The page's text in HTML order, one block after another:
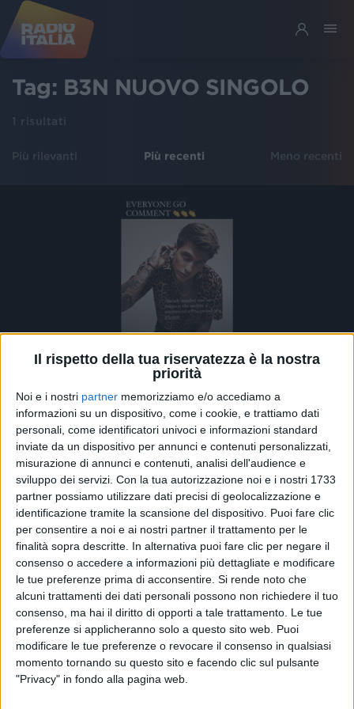
Il rispetto della tua riservatezza è la nostra
priorità
Noi e i nostri partner memorizziamo e/o accediamo a
informazioni su un dispositivo, come i cookie, e trattiamo dati
personali, come identificatori univoci e informazioni standard
inviate da un dispositivo per annunci e contenuti personalizzati,
misurazione di annunci e contenuti, analisi dell'audience e
sviluppo dei servizi. Con la tua autorizzazione noi e i nostri 1733
partner possiamo utilizzare dati precisi di geolocalizzazione e
identificazione tramite la scansione del dispositivo. Puoi fare clic
per consentire a noi e ai nostri partner il trattamento per le
finalità sopra descritte. In alternativa puoi fare clic per negare il
consenso o accedere a informazioni più dettagliate e modificare
le tue preferenze prima di acconsentire. Si rende noto che
alcuni trattamenti dei dati personali possono non richiedere il tuo
consenso, ma hai il diritto di opporti a tale trattamento. Le tue
preferenze si applicheranno solo a questo sito web. Puoi
modificare le tue preferenze o revocare il consenso in qualsiasi
momento tornando su questo sito e facendo clic sul pulsante
"Privacy" in fondo alla pagina web.
Tag: B3N NUOVO SINGOLO
1 risultati
Più rilevanti Più recenti Meno recenti
12 feb 2021
B3N, Finché le stelle non brillano: nel video
c’è la fidanzata Bella Thorne
Intanto Fede si complimenta con lui e lo chiama
“fratello”
diAndrea Daz